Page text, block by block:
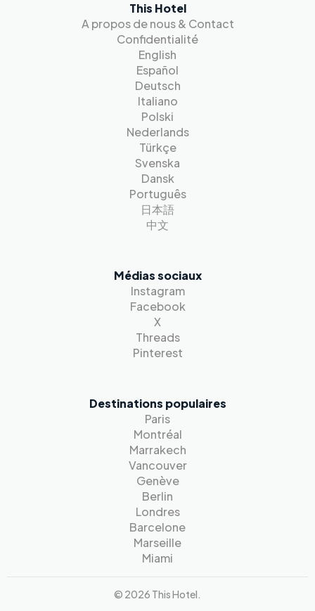
This Hotel
A propos de nous & Contact
Confidentialité
English
Español
Deutsch
Italiano
Polski
Nederlands
Türkçe
Svenska
Dansk
Português
日本語
中文
Médias sociaux
Instagram
Facebook
X
Threads
Pinterest
Destinations populaires
Paris
Montréal
Marrakech
Vancouver
Genève
Berlin
Londres
Barcelone
Marseille
Miami
© 2026 This Hotel.